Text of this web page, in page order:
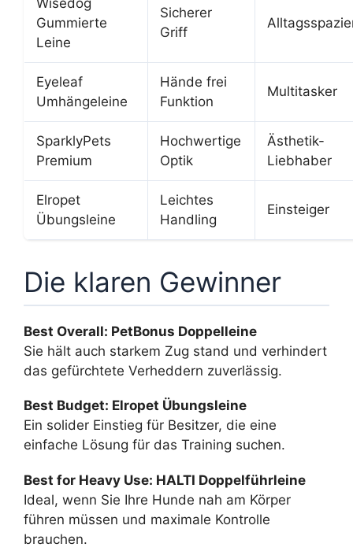
Wisedog
Gummierte
Leine
Sicherer
Griff
Eyeleaf
Umhängeleine
Hände frei
Funktion
Multitasker
SparklyPets
Premium
Hochwertige
Optik
Ästhetik-
Liebhaber
Elropet
Übungsleine
Leichtes
Handling
Einsteiger
Die klaren Gewinner
Best Overall: PetBonus Doppelleine
Sie hält auch starkem Zug stand und verhindert
das gefürchtete Verheddern zuverlässig.
Best Budget: Elropet Übungsleine
Ein solider Einstieg für Besitzer, die eine
einfache Lösung für das Training suchen.
Best for Heavy Use: HALTI Doppelführleine
Ideal, wenn Sie Ihre Hunde nah am Körper
führen müssen und maximale Kontrolle
brauchen.